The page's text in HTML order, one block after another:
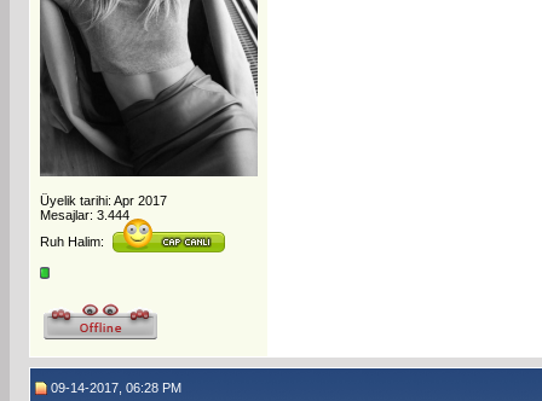
Üyelik tarihi: Apr 2017
Mesajlar: 3.444
Ruh Halim:
09-14-2017, 06:28 PM